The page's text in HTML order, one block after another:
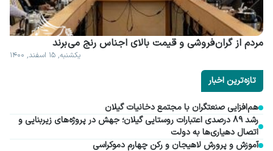
مردم از گران فروشی و قیمت بالای اجناس رنج می برند
یکشنبه, ۱۵ اسفند, ۱۴۰۰
تازه‌ترین اخبار
هم‌افزایی صنعتگران با مجتمع دخانیات گیلان
رشد ۸۹ درصدی اعتبارات روستایی گیلان؛ جهش در پروژه‌های زیربنایی و
اتصال دهیاری‌ها به دولت
آموزش و پرورش لاهیجان و رکن چهارم دموکراسی